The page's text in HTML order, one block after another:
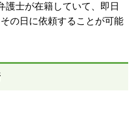
護士が在籍していて、即日
の日に依頼することが可能